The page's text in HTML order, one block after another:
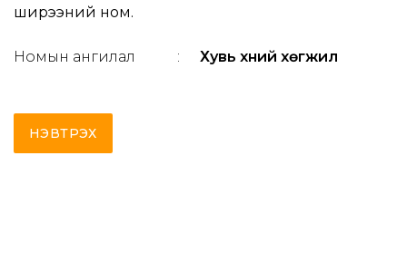
ширээний ном.
Номын ангилал : Хувь хүний хөгжил
НЭВТРЭХ